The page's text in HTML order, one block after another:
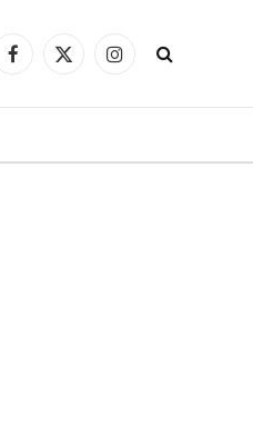
Facebook
X
Instagram